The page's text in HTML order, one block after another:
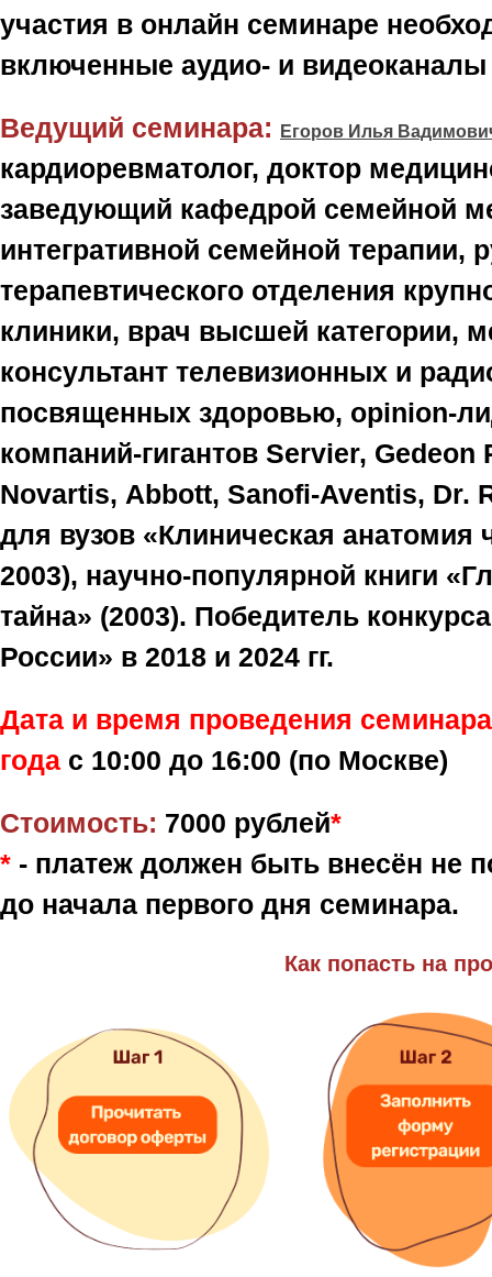
участия в онлайн семинаре
включенные аудио- и видеоканалы
Ведущий семинара: Егоров Илья
кардиоревматолог, доктор
заведующий кафедрой семейной
интегративной семейной терапии,
терапевтического отделения
клиники, врач высшей категории,
консультант телевизионных и
посвященных здоровью, оpinion-
компаний-гигантов Servier, Gedeon
Novartis, Abbott, Sanofi-Aventis, Dr.
для вузов «Клиническая анатомия
2003), научно-популярной книги
тайна» (2003). Победитель
России» в 2018 и 2024 гг.
Дата и время проведения
года с 10:00 до 16:00 (по Москве)
Стоимость: 7000 рублей*
* - платеж должен быть внесён не
до начала первого дня семинара.
Как попасть на